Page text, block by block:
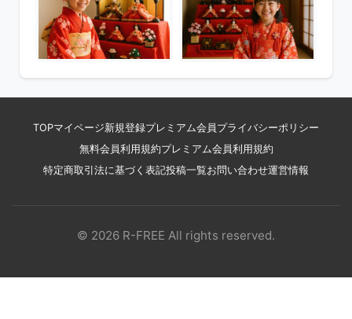
TOPマイページ新規登録プレミアム会員 プライバシーポリシー
無料会員利用規約プレミアム会員利用規約
特定商取引法に基づく表記投稿一覧お問い合わせ運営情報
© 2026 R-FREE All rights reserved.